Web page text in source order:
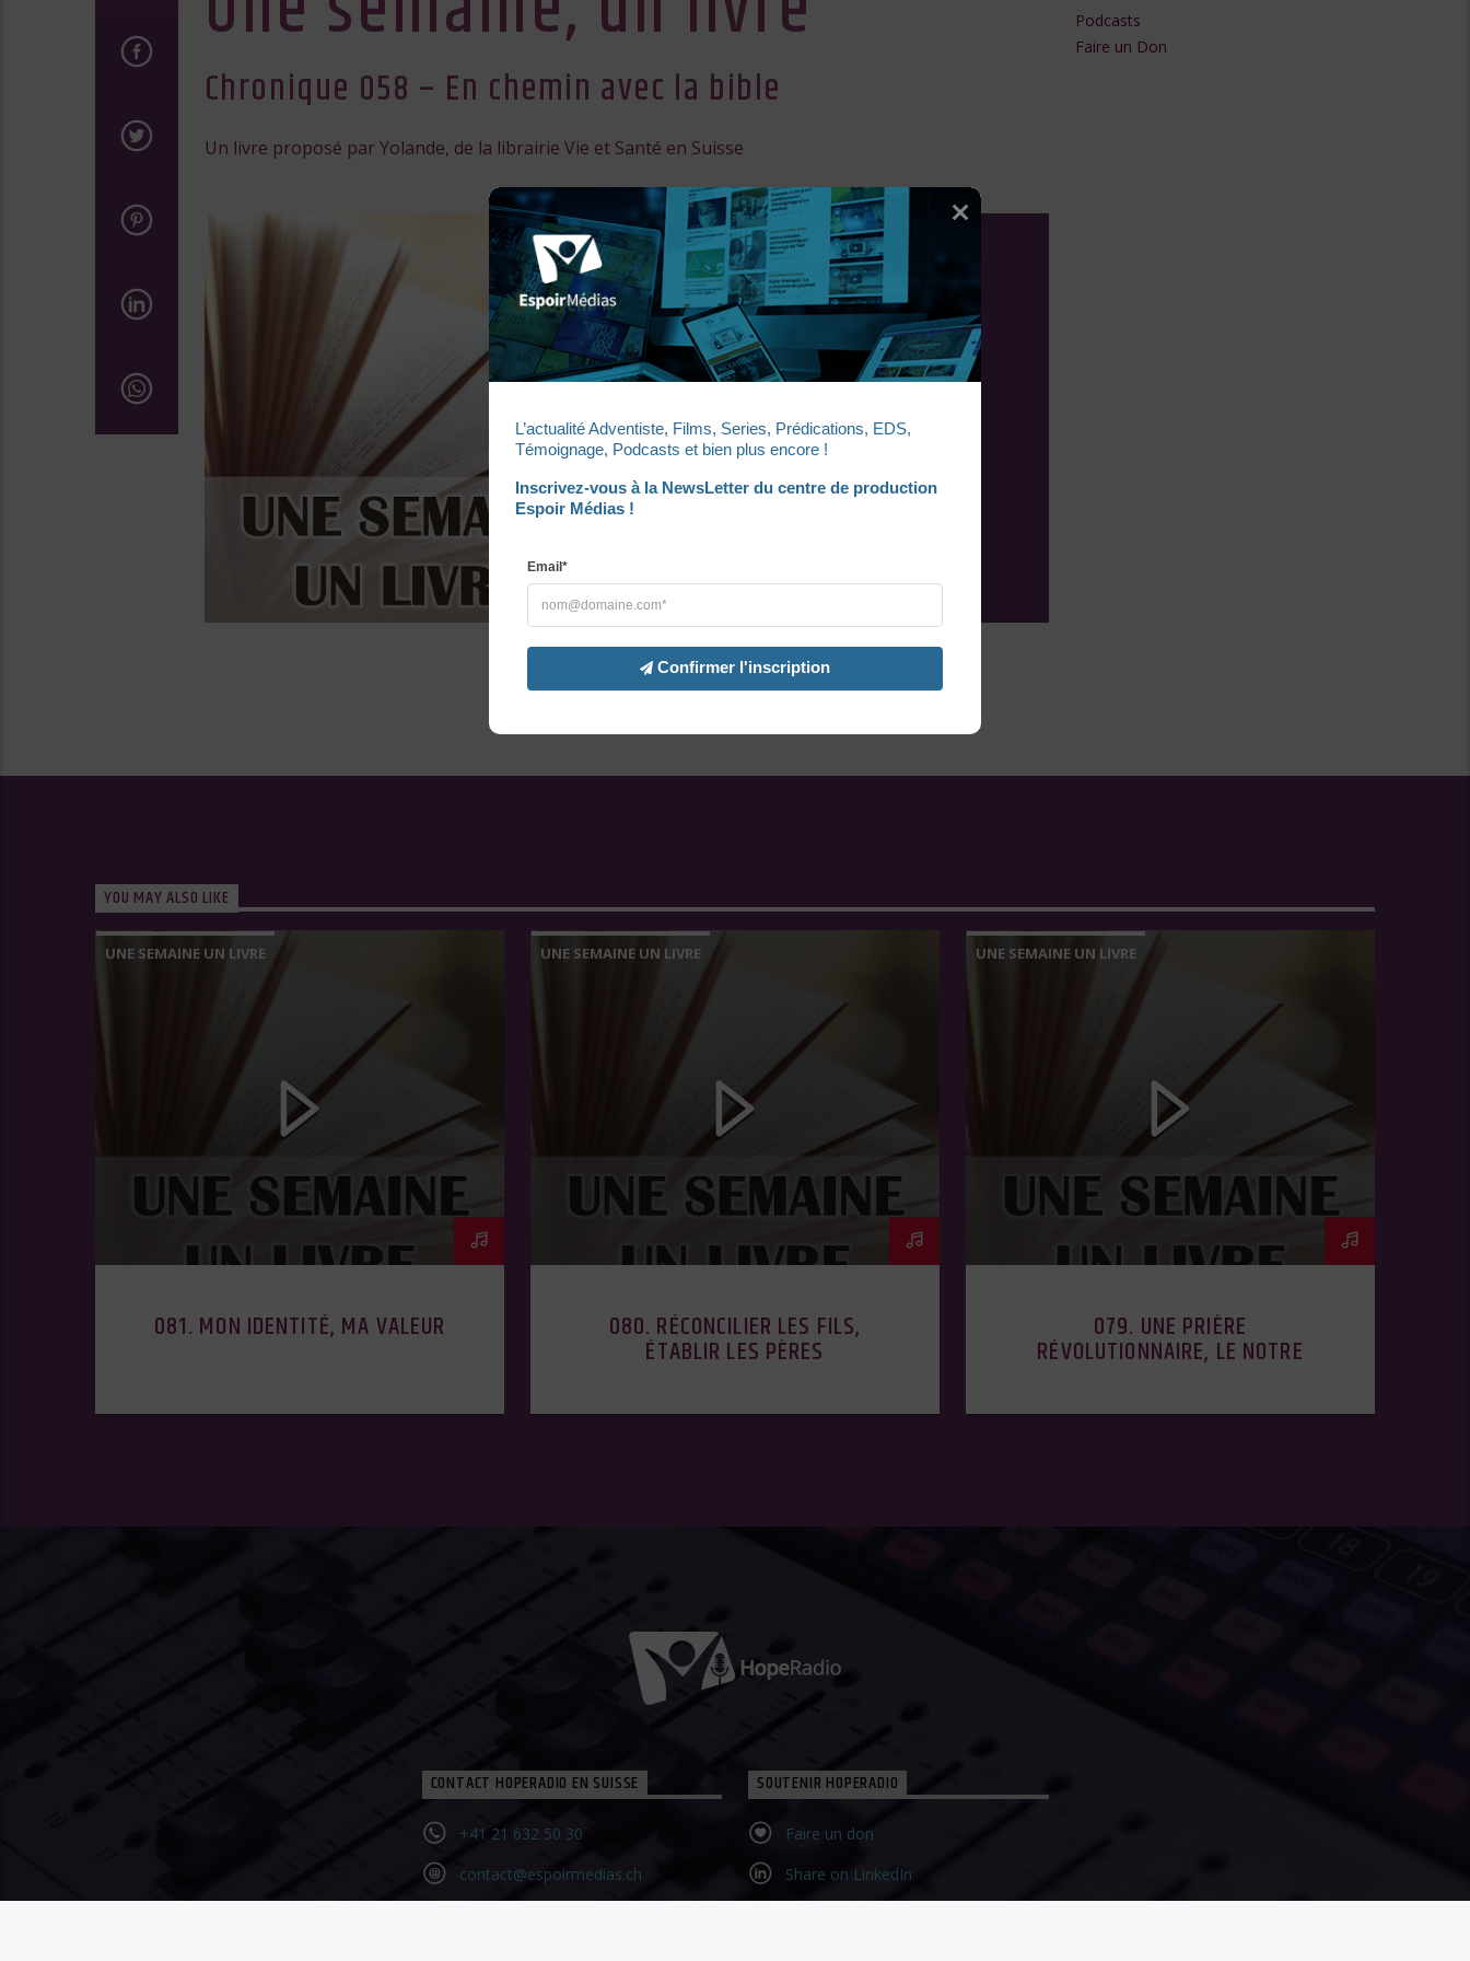
le
Chronique 058 – En chemin avec la bible
Un livre proposé par Yolande, de la librairie Vie et Santé en Suisse
UNE SEMAINE, UN LIVRE
Podcasts
Faire un Don
YOU MAY ALSO LIKE
UNE SEMAINE UN LIVRE
081. MON IDENTITÉ, MA VALEUR
UNE SEMAINE UN LIVRE
080. RÉCONCILIER LES FILS,
ÉTABLIR LES PÈRES
UNE SEMAINE UN LIVRE
079. UNE PRIÈRE
RÉVOLUTIONNAIRE, LE NOTRE
CONTACT HOPERADIO EN SUISSE
+41 21 632 50 30‬
contact@espoirmedias.ch
SOUTENIR HOPERADIO
Faire un don
Share on LinkedIn
L’actualité Adventiste, Films, Series, Prédications, EDS,
Témoignage, Podcasts et bien plus encore !
Inscrivez-vous à la NewsLetter du centre de production
Espoir Médias !
Email*
Confirmer l'inscription